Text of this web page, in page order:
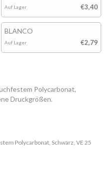
€3,40
Auf Lager
BLANCO
€2,79
Auf Lager
Polycarbonat,
Druckgrößen.
Polycarbonat, Schwarz, VE 25